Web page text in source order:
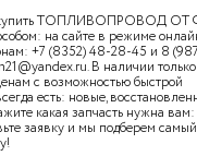
ТОПЛИВОПРОВОД ОТ
на сайте в режиме
+7 (8352) 48-28-45 и 8
. В наличии только
с возможностью быстрой
есть: новые,
какая запчасть нужна вам:
заявку и мы подберем самый